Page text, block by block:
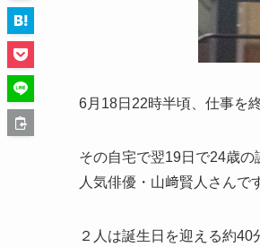
6月18日22時半頃、仕事を
その自宅で翌19日で24歳
人気俳優・山﨑賢人さんで
２人は誕生日を迎える約